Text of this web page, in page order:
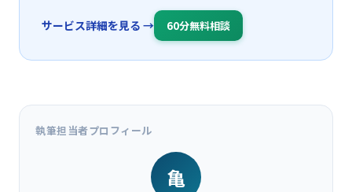
サービス詳細を見る → 60分無料相談
執筆担当者プロフィール
亀